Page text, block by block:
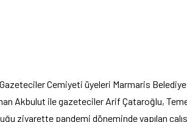
Cemiyeti üyeleri Marmaris
Akbulut ile gazeteciler Arif Çataroğlu,
ziyarette pandemi döneminde yapılan